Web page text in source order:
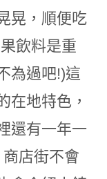
晃，順便吃
飲料是重
為過吧!)這
在地特色，
還有一年一
店街不會